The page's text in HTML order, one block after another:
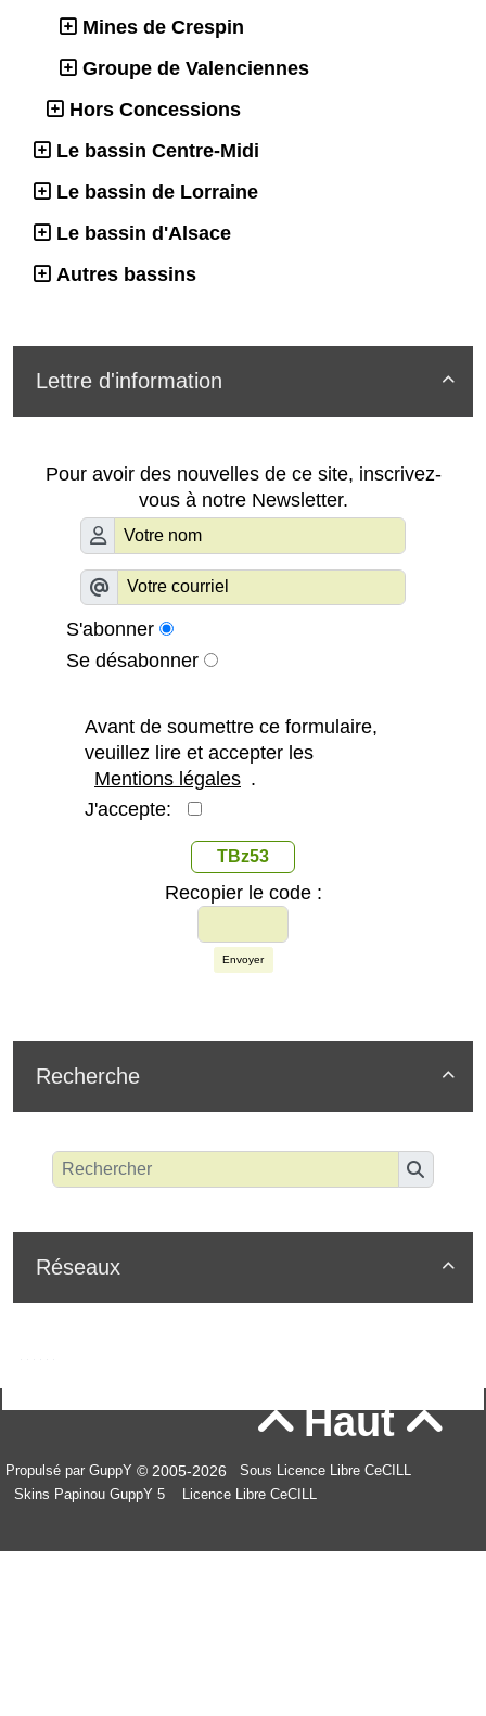
Mines de Crespin
Groupe de Valenciennes
Hors Concessions
Le bassin Centre-Midi
Le bassin de Lorraine
Le bassin d'Alsace
Autres bassins

Lettre d'information
Pour avoir des nouvelles de ce site, inscrivez-
vous à notre Newsletter.
S'abonner
Se désabonner
Avant de soumettre ce formulaire,
veuillez lire et accepter les
Mentions légales .
J'accepte:
TBz53
Recopier le code :
Envoyer

Recherche

Réseaux
Haut
Propulsé par GuppY © 2005-2026
Sous Licence Libre CeCILL
Skins Papinou GuppY 5
Licence Libre CeCILL